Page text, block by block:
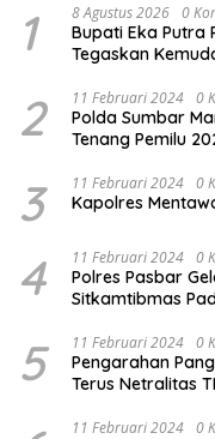
1 8 Agustus 2026 0
Bupati Eka Putra
Tegaskan
2 11 Februari 2024 0
Polda Sumbar
Tenang Pemilu
3 11 Februari 2024 0
Kapolres
4 11 Februari 2024 0
Polres Pasbar
Sitkamtibmas
5 11 Februari 2024 0
Pengarahan
Terus Netralitas
11 Februari 2024 0